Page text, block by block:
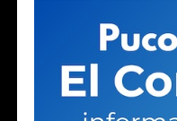
se muerden los labios,
contener las lágrimas.
gota brota de sus
mejilla, enrojecida
rostro está